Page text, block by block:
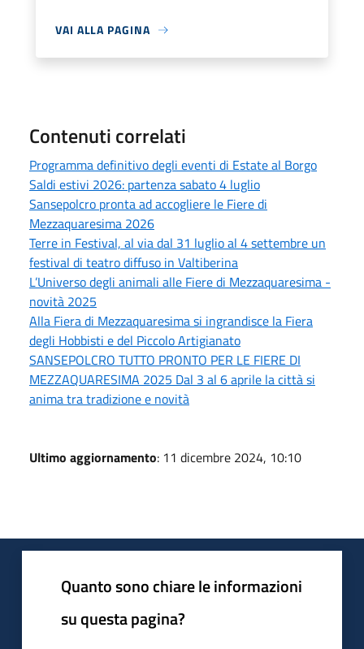
VAI ALLA PAGINA
Contenuti correlati
Programma definitivo degli eventi di Estate al Borgo
Saldi estivi 2026: partenza sabato 4 luglio
Sansepolcro pronta ad accogliere le Fiere di
Mezzaquaresima 2026
Terre in Festival, al via dal 31 luglio al 4 settembre un
festival di teatro diffuso in Valtiberina
L’Universo degli animali alle Fiere di Mezzaquaresima -
novità 2025
Alla Fiera di Mezzaquaresima si ingrandisce la Fiera
degli Hobbisti e del Piccolo Artigianato
SANSEPOLCRO TUTTO PRONTO PER LE FIERE DI
MEZZAQUARESIMA 2025 Dal 3 al 6 aprile la città si
anima tra tradizione e novità
Ultimo aggiornamento: 11 dicembre 2024, 10:10
Quanto sono chiare le informazioni
su questa pagina?